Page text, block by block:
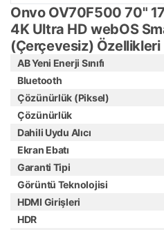
Onvo OV70F500 70"
4K Ultra HD webOS
(Çerçevesiz) Özellikleri
AB Yeni Enerji Sınıfı
Bluetooth
Çözünürlük (Piksel)
Çözünürlük
Dahili Uydu Alıcı
Ekran Ebatı
Garanti Tipi
Görüntü Teknolojisi
HDMI Girişleri
HDR